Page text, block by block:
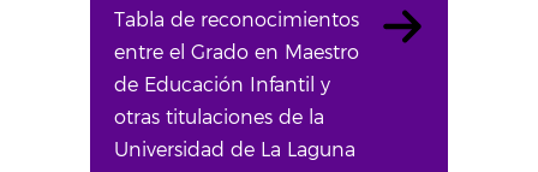
Tabla de reconocimientos
entre el Grado en Maestro
de Educación Infantil y
otras titulaciones de la
Universidad de La Laguna